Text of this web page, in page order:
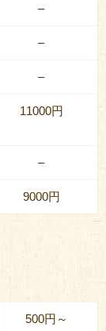
–
–
–
11000円
–
9000円
500円～